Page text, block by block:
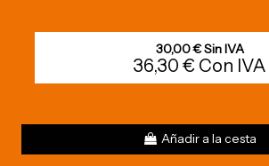
30,00 € Sin IVA
36,30 € Con IVA
Añadir a la cesta